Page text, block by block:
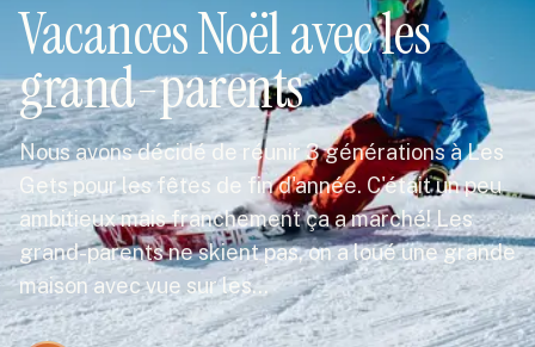
Vacances Noël avec les
grand-parents
Nous avons décidé de réunir 3 générations à Les
Gets pour les fêtes de fin d'année. C'était un peu
ambitieux mais franchement ça a marché! Les
grand-parents ne skient pas, on a loué une grande
maison avec vue sur les…